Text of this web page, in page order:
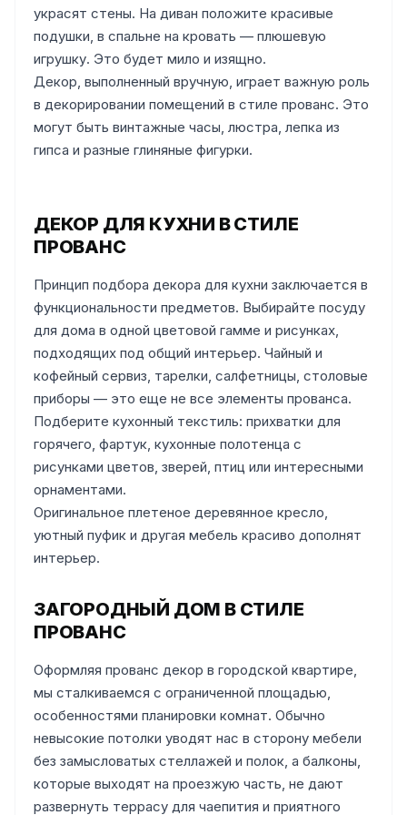
украсят стены. На диван положите красивые
подушки, в спальне на кровать — плюшевую
игрушку. Это будет мило и изящно.
Декор, выполненный вручную, играет важную роль
в декорировании помещений в стиле прованс. Это
могут быть винтажные часы, люстра, лепка из
гипса и разные глиняные фигурки.
ДЕКОР ДЛЯ КУХНИ В СТИЛЕ
ПРОВАНС
Принцип подбора декора для кухни заключается в
функциональности предметов. Выбирайте посуду
для дома в одной цветовой гамме и рисунках,
подходящих под общий интерьер. Чайный и
кофейный сервиз, тарелки, салфетницы, столовые
приборы — это еще не все элементы прованса.
Подберите кухонный текстиль: прихватки для
горячего, фартук, кухонные полотенца с
рисунками цветов, зверей, птиц или интересными
орнаментами.
Оригинальное плетеное деревянное кресло,
уютный пуфик и другая мебель красиво дополнят
интерьер.
ЗАГОРОДНЫЙ ДОМ В СТИЛЕ
ПРОВАНС
Оформляя прованс декор в городской квартире,
мы сталкиваемся с ограниченной площадью,
особенностями планировки комнат. Обычно
невысокие потолки уводят нас в сторону мебели
без замысловатых стеллажей и полок, а балконы,
которые выходят на проезжую часть, не дают
развернуть террасу для чаепития и приятного